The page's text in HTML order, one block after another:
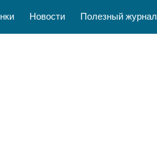
Новости Полезный журнал